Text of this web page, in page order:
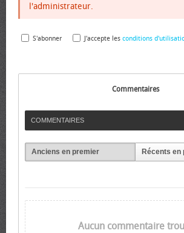
l'administrateur.
S'abonner J'accepte les conditions
Commentaires
COMMENTAIRES
Anciens en premier Récents en
Aucun commentaire